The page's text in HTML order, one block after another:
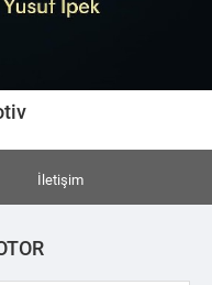
İletişim